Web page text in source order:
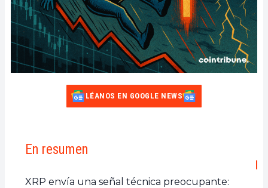
LÉANOS EN GOOGLE NEWS
En resumen
XRP envía una señal técnica preocupante: